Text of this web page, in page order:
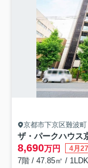
京都市下京区難波町
ザ・パークハウス
8,690万円 4月
7階 / 47.85㎡ /